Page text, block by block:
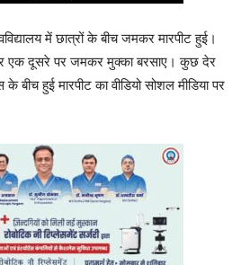
में छात्रों के बीच जमकर मारपीट हुई।
एक दूसरे पर जमकर मुक्का बरसाए। कुछ देर
बीच हुई मारपीट का वीडियो सोशल मीडिया पर